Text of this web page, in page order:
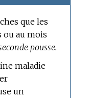
que les
ou au mois
pousse.
maladie
un